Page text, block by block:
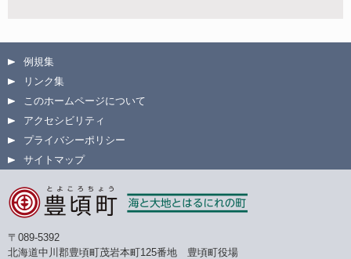
例規集
リンク集
このホームページについて
アクセシビリティ
プライバシーポリシー
サイトマップ
〒089-5392
北海道中川郡豊頃町茂岩本町125番地 豊頃町役場